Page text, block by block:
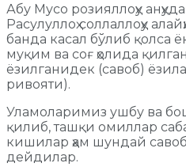
Абу Мусо розияллоҳу
Расулуллоҳ соллаллоҳу
банда касал бўлиб қолса
муқим ва соғ ҳолида
ёзилганидек (савоб)
ривояти).
Уламоларимиз ушбу ва
қилиб, ташқи омиллар
кишилар ҳам шундай
дейдилар.